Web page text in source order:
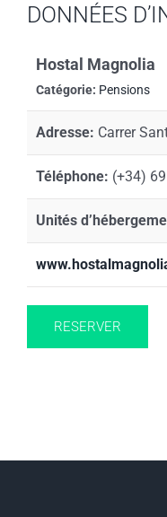
DONNÉES
Hostal Magnolia
Catégorie: Pensions
Adresse: Carrer
Téléphone: (+34)
Unités
RESERVER